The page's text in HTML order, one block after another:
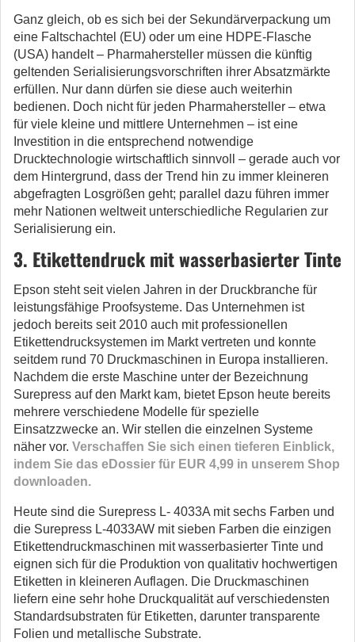
Ganz gleich, ob es sich bei der Sekundärverpackung um
eine Faltschachtel (EU) oder um eine HDPE-Flasche
(USA) handelt – Pharmahersteller müssen die künftig
geltenden Serialisierungsvorschriften ihrer Absatzmärkte
erfüllen. Nur dann dürfen sie diese auch weiterhin
bedienen. Doch nicht für jeden Pharmahersteller – etwa
für viele kleine und mittlere Unternehmen – ist eine
Investition in die entsprechend notwendige
Drucktechnologie wirtschaftlich sinnvoll – gerade auch vor
dem Hintergrund, dass der Trend hin zu immer kleineren
abgefragten Losgrößen geht; parallel dazu führen immer
mehr Nationen weltweit unterschiedliche Regularien zur
Serialisierung ein.
3. Etikettendruck mit wasserbasierter Tinte
Epson steht seit vielen Jahren in der Druckbranche für
leistungsfähige Proofsysteme. Das Unternehmen ist
jedoch bereits seit 2010 auch mit professionellen
Etikettendrucksystemen im Markt vertreten und konnte
seitdem rund 70 Druckmaschinen in Europa installieren.
Nachdem die erste Maschine unter der Bezeichnung
Surepress auf den Markt kam, bietet Epson heute bereits
mehrere verschiedene Modelle für spezielle
Einsatzzwecke an. Wir stellen die einzelnen Systeme
näher vor. Verschaffen Sie sich einen tieferen Einblick,
indem Sie das eDossier für EUR 4,99 in unserem Shop
downloaden.
Heute sind die Surepress L- 4033A mit sechs Farben und
die Surepress L-4033AW mit sieben Farben die einzigen
Etikettendruckmaschinen mit wasserbasierter Tinte und
eignen sich für die Produktion von qualitativ hochwertigen
Etiketten in kleineren Auflagen. Die Druckmaschinen
liefern eine sehr hohe Druckqualität auf verschiedensten
Standardsubstraten für Etiketten, darunter transparente
Folien und metallische Substrate.